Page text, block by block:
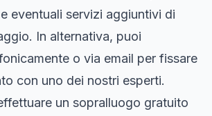
eventuali servizi aggiuntivi di
In alternativa, puoi
o via email per fissare
con uno dei nostri esperti.
un sopralluogo gratuito